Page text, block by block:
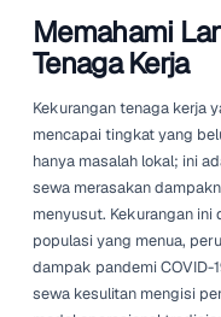
Wawasan Industri
Bagaimana
Memikirkan Kembali